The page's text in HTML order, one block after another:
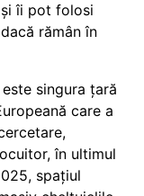
îi pot folosi
rămân în
singura țară
care a
în ultimul
spațiul